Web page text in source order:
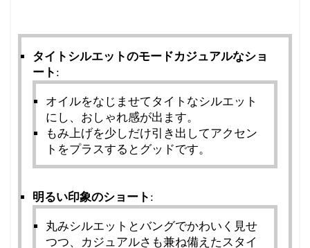
タイトシルエットのモードカジュアルなショ
ート :
オイルをなじませてタイトなシルエット
にし、おしゃれ感が出ます。
もみ上げを少しだけ引き出してアクセン
トをプラスするとグッドです。
明るい印象のショート :
丸みシルエットとバングでかわいく見せ
つつ、カジュアルさも兼ね備えたスタイ